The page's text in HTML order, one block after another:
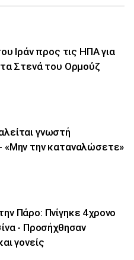
Ιράν προς τις ΗΠΑ για
τα Στενά του Ορμούζ
γνωστή
«Μην την καταναλώσετε»
Πάρο: Πνίγηκε 4χρονο
- Προσήχθησαν
γονείς